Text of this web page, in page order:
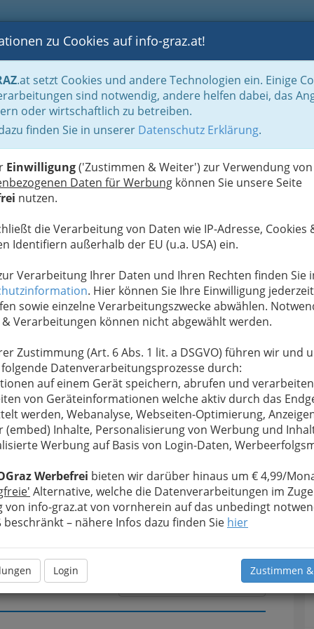
BLOGS FOTOS GASTRONOMIE BRANCHEN
zu Cookies auf info-graz.at!
.at setzt Cookies und andere Technologien ein. Einige
sind notwendig, andere helfen dabei, das
oder wirtschaftlich zu betreiben.
finden Sie in unserer Datenschutz Erklärung.
Einwilligung('Zustimmen & Weiter') zur Verwendung von
Daten für Werbung können Sie unsere Seite
nutzen.
die Verarbeitung von Daten wie IP-Adresse, Cookies
Identifiern außerhalb der EU (u.a. USA) ein.
Verarbeitung Ihrer Daten und Ihren Rechten finden Sie
. Hier können Sie Ihre Einwilligung jederzeit
sowie einzelne Verarbeitungszwecke abwählen.
& Verarbeitungen können nicht abgewählt werden.
Zustimmung (Art. 6 Abs. 1 lit. a DSGVO) führen wir und
Datenverarbeitungsprozesse durch:
auf einem Gerät speichern, abrufen und
von Geräteinformationen welche aktiv durch das
werden, Webanalyse, Webseiten-Optimierung,
(embed) Inhalte, Personalisierung von Werbung und
Werbung auf Basis von Login-Daten,
Werbefrei bieten wir darüber hinaus um € 4,99/
Alternative, welche die Datenverarbeitungen im
von info-graz.at von vornherein auf das unbedingt
beschränkt – nähere Infos dazu finden Sie hier
Login Zustimmen
Bauträger
bewahren, verwenden wir an dieser Stelle zur
Ihre Nachricht wird nach dem Absenden
Reinhard Horst weitergeleitet.
Meine Nachricht
Meine Nachricht senden